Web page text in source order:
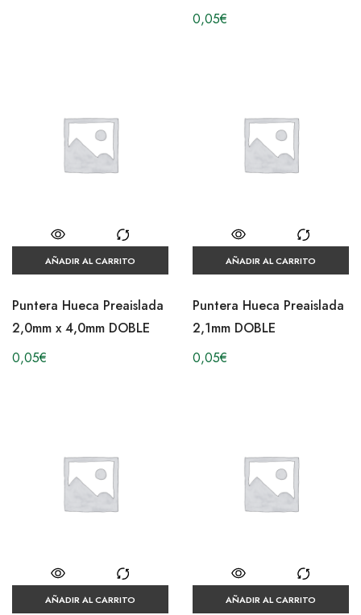
0,05€
AÑADIR AL CARRITO
Puntera Hueca Preaislada
2,0mm x 4,0mm DOBLE
0,05€
AÑADIR AL CARRITO
Puntera Hueca Preaislada
2,1mm DOBLE
0,05€
AÑADIR AL CARRITO AÑADIR AL CARRITO